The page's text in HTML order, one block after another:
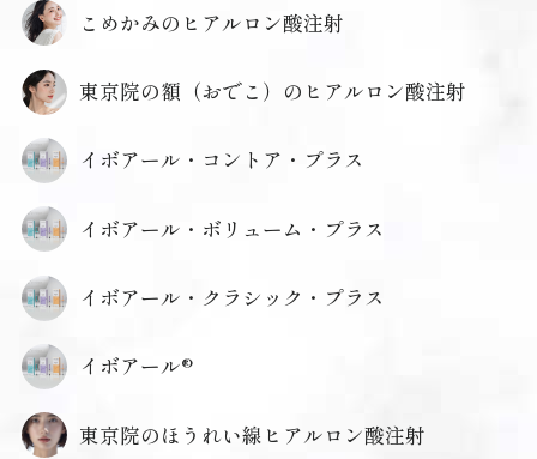
こめかみのヒアルロン酸注射
東京院の額（おでこ）のヒアルロン酸注射
イボアール・コントア・プラス
イボアール・ボリューム・プラス
イボアール・クラシック・プラス
イボアール®
東京院のほうれい線ヒアルロン酸注射